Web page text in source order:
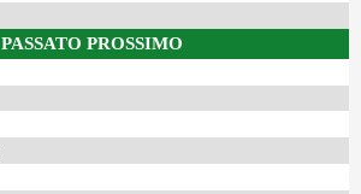
PASSATO PROSSIMO